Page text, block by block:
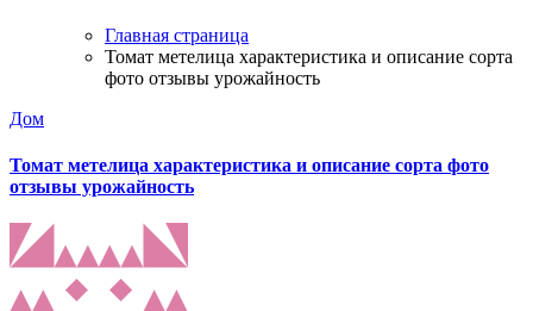
Главная страница
Томат метелица характеристика и описание сорта
фото отзывы урожайность
Дом
Томат метелица характеристика и описание сорта фото
отзывы урожайность